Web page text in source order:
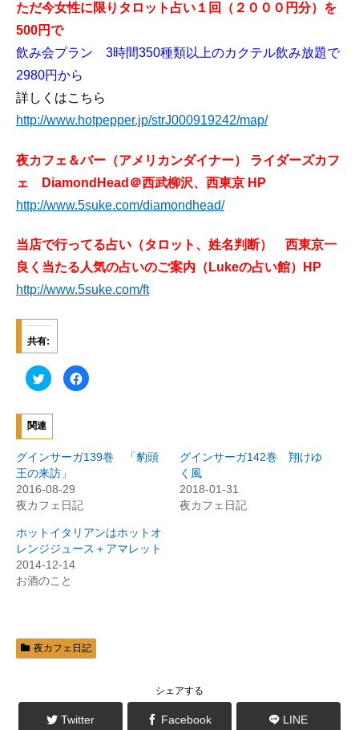
ただ今女性に限りタロット占い１回（２０００円分）を
500円で
飲み会プラン 3時間350種類以上のカクテル飲み放題で
2980円から
詳しくはこちら
http://www.hotpepper.jp/strJ000919242/map/
夜カフェ＆バー（アメリカンダイナー） ライダーズカフ
ェ DiamondHead＠西武柳沢、西東京 HP
http://www.5suke.com/diamondhead/
当店で行ってる占い（タロット、姓名判断） 西東京一
良く当たる人気の占いのご案内（Lukeの占い館）HP
http://www.5suke.com/ft
共有:
ク
リ
し
て
T
w
i
t
t
e
r
で
共
(
新
し
い
ウ
ィ
ン
き
ま
す
F
a
で
共
リ
ッ
ク
し
い
ウ
で
き
関連
グインサーガ139巻 「豹頭
王の来訪」
2016-08-29
夜カフェ日記
グインサーガ142巻 翔けゆ
く風
2018-01-31
夜カフェ日記
ホットイタリアンはホットオ
レンジジュース＋アマレット
2014-12-14
お酒のこと
夜カフェ日記
シェアする
Twitter Facebook LINE